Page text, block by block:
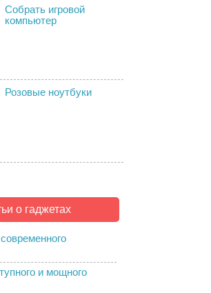
Собрать игровой
компьютер
Розовые ноутбуки
о гаджетах
и мощного